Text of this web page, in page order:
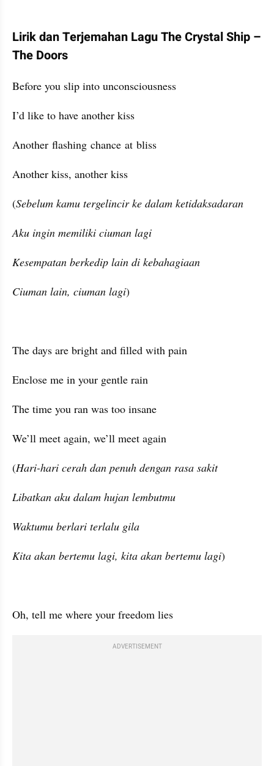
Lirik dan Terjemahan Lagu The Crystal Ship –
The Doors
Before you slip into unconsciousness
I’d like to have another kiss
Another flashing chance at bliss
Another kiss, another kiss
(Sebelum kamu tergelincir ke dalam ketidaksadaran
Aku ingin memiliki ciuman lagi
Kesempatan berkedip lain di kebahagiaan
Ciuman lain, ciuman lagi)
The days are bright and filled with pain
Enclose me in your gentle rain
The time you ran was too insane
We’ll meet again, we’ll meet again
(Hari-hari cerah dan penuh dengan rasa sakit
Libatkan aku dalam hujan lembutmu
Waktumu berlari terlalu gila
Kita akan bertemu lagi, kita akan bertemu lagi)
Oh, tell me where your freedom lies
ADVERTISEMENT